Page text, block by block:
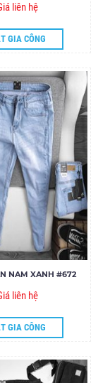
liên hệ
GIA CÔNG
NAM XANH #672
liên hệ
GIA CÔNG